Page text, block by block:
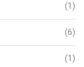
(1)
(6)
(1)